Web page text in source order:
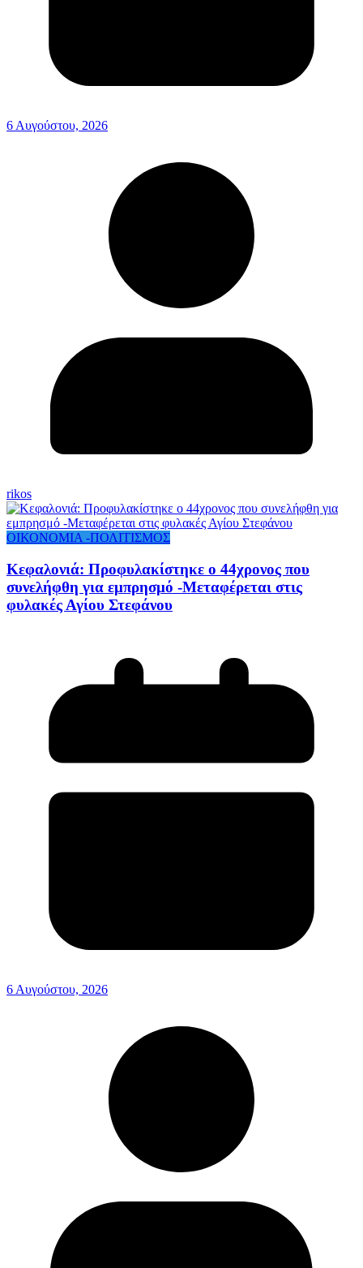
6 Αυγούστου, 2026
rikos
ΟΙΚΟΝΟΜΙΑ -ΠΟΛΙΤΙΣΜΟΣ
Κεφαλονιά: Προφυλακίστηκε ο 44χρονος που
συνελήφθη για εμπρησμό -Μεταφέρεται στις
φυλακές Αγίου Στεφάνου
6 Αυγούστου, 2026